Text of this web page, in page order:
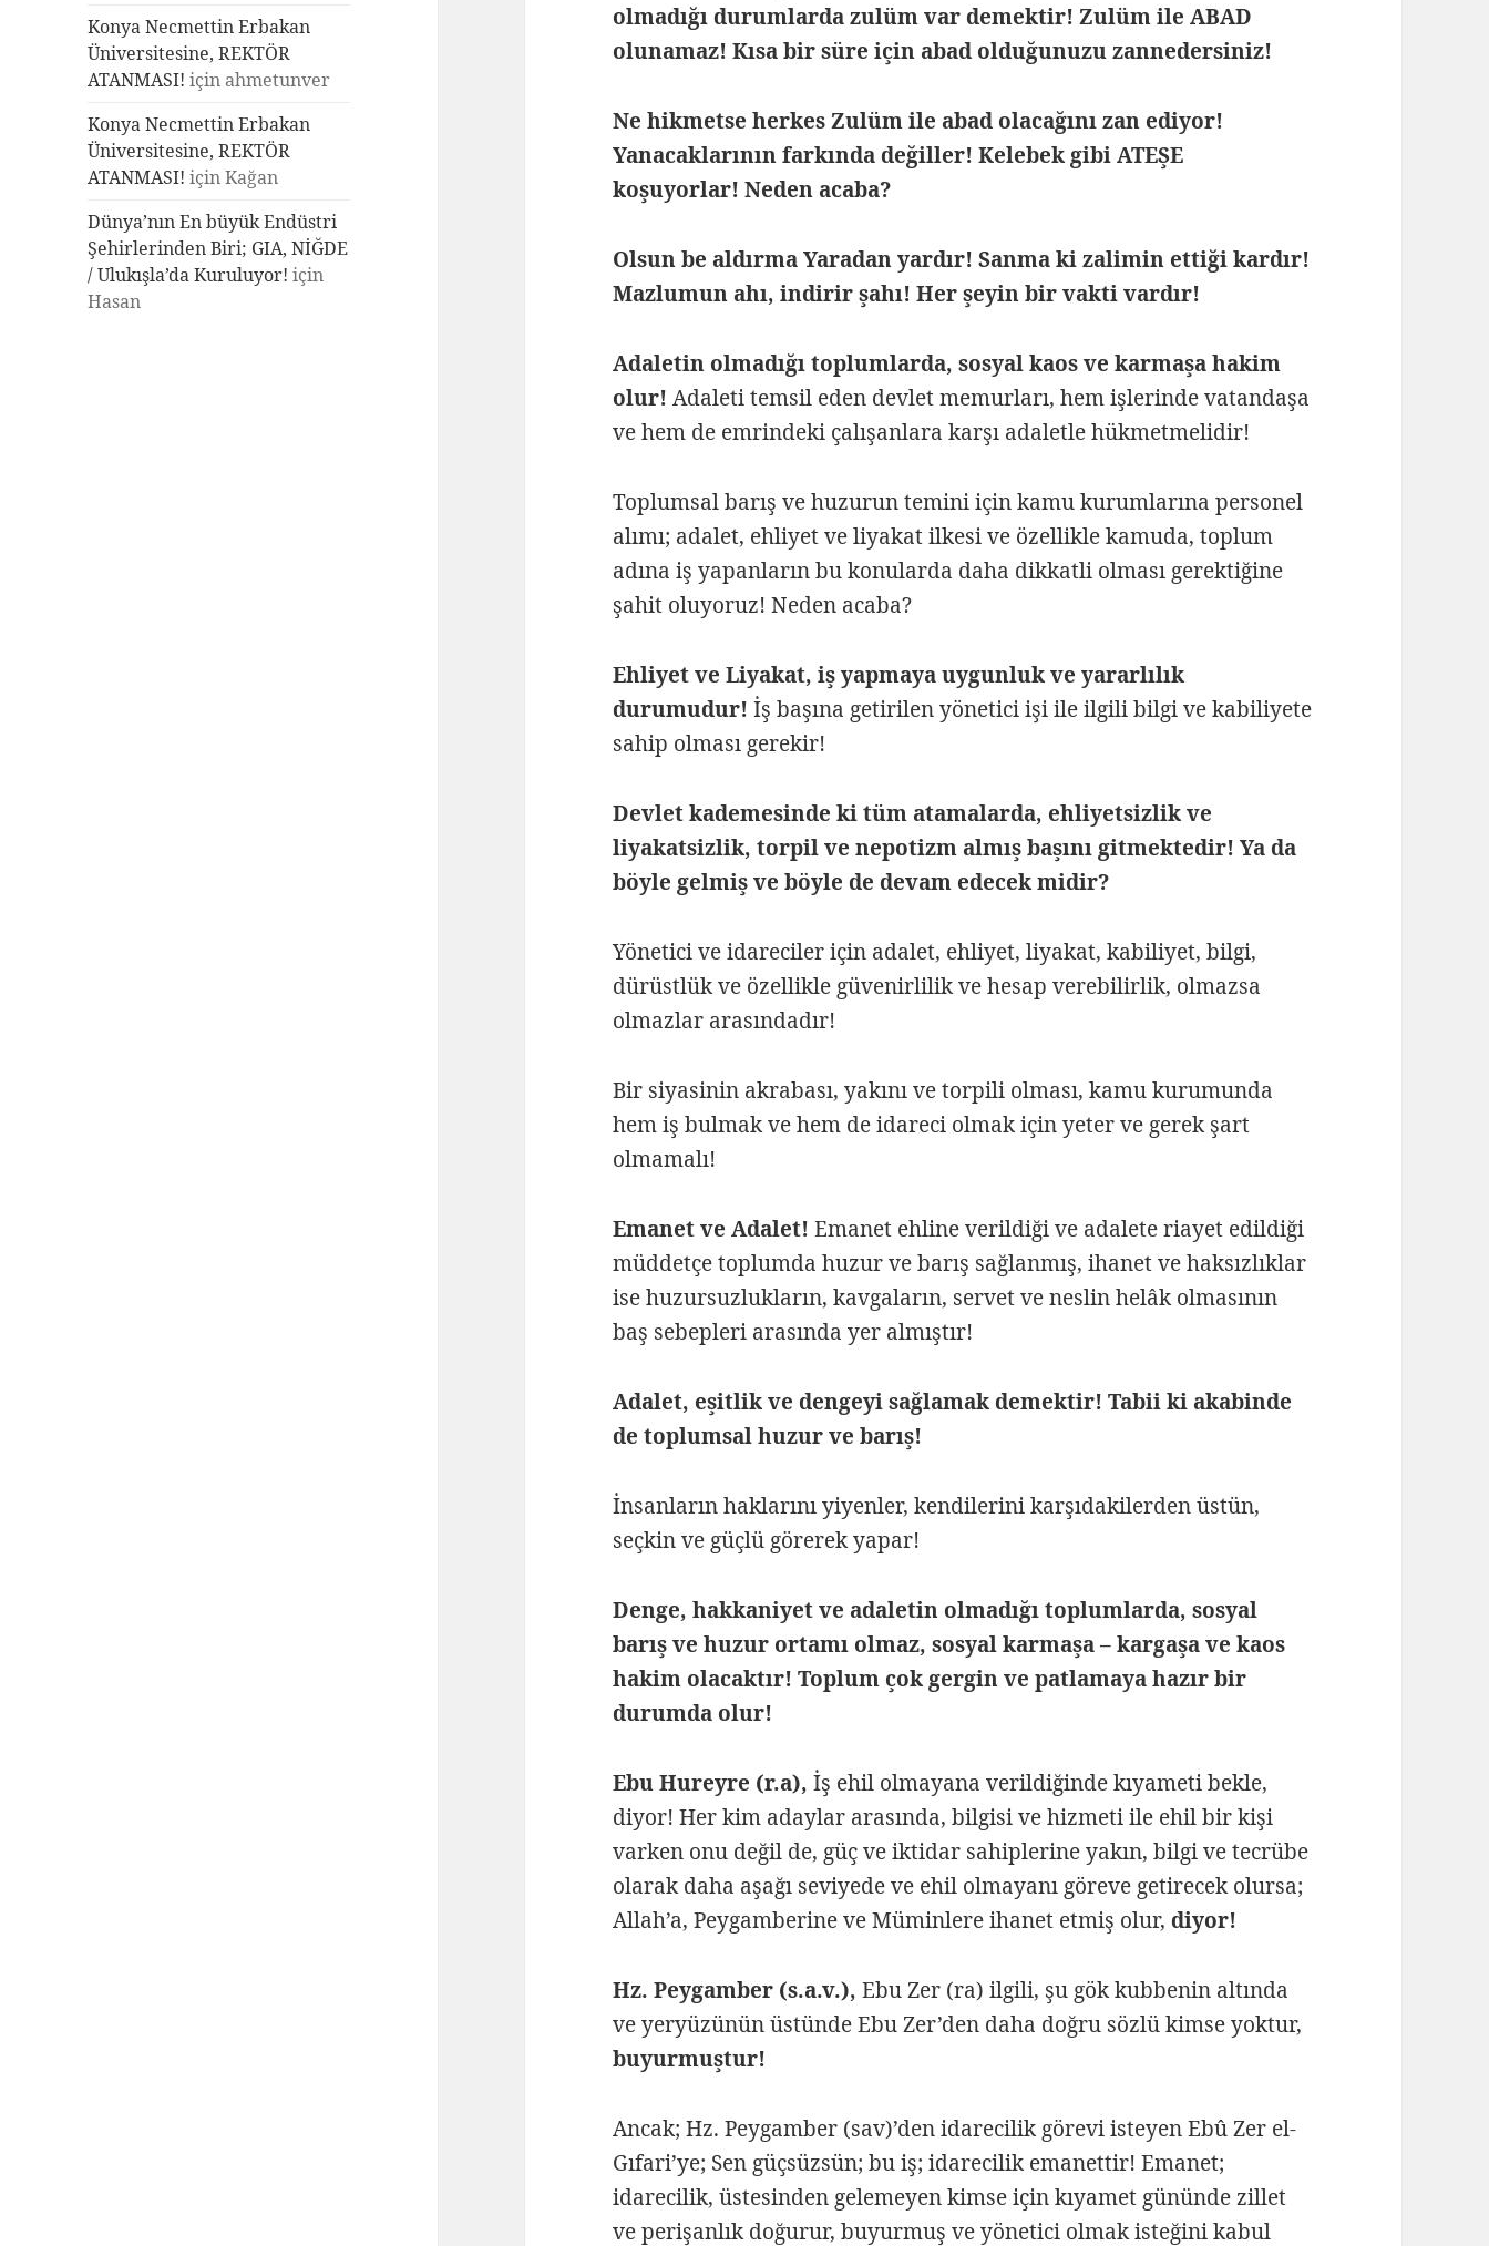
Konya Necmettin Erbakan
Üniversitesine, REKTÖR
ATANMASI! için ahmetunver
Konya Necmettin Erbakan
Üniversitesine, REKTÖR
ATANMASI! içinKağan
Dünya’nın En büyük Endüstri
Şehirlerinden Biri; GIA, NİĞDE
/ Ulukışla’da Kuruluyor! için
Hasan
olmadığı durumlarda zulüm var demektir! Zulüm ile ABAD
olunamaz! Kısa bir süre için abad olduğunuzu zannedersiniz!
Ne hikmetse herkes Zulüm ile abad olacağını zan ediyor!
Yanacaklarının farkında değiller! Kelebek gibi ATEŞE
koşuyorlar! Neden acaba?
Olsun be aldırma Yaradan yardır! Sanma ki zalimin ettiği kardır!
Mazlumun ahı, indirir şahı! Her şeyin bir vakti vardır!
Adaletin olmadığı toplumlarda, sosyal kaos ve karmaşa hakim
olur! Adaleti temsil eden devlet memurları, hem işlerinde vatandaşa
ve hem de emrindeki çalışanlara karşı adaletle hükmetmelidir!
Toplumsal barış ve huzurun temini için kamu kurumlarına personel
alımı; adalet, ehliyet ve liyakat ilkesi ve özellikle kamuda, toplum
adına iş yapanların bu konularda daha dikkatli olması gerektiğine
şahit oluyoruz! Neden acaba?
Ehliyet ve Liyakat, iş yapmaya uygunluk ve yararlılık
durumudur! İş başına getirilen yönetici işi ile ilgili bilgi ve kabiliyete
sahip olması gerekir!
Devlet kademesinde ki tüm atamalarda, ehliyetsizlik ve
liyakatsizlik, torpil ve nepotizm almış başını gitmektedir! Ya da
böyle gelmiş ve böyle de devam edecek midir?
Yönetici ve idareciler için adalet, ehliyet, liyakat, kabiliyet, bilgi,
dürüstlük ve özellikle güvenirlilik ve hesap verebilirlik, olmazsa
olmazlar arasındadır!
Bir siyasinin akrabası, yakını ve torpili olması, kamu kurumunda
hem iş bulmak ve hem de idareci olmak için yeter ve gerek şart
olmamalı!
Emanet ve Adalet! Emanet ehline verildiği ve adalete riayet edildiği
müddetçe toplumda huzur ve barış sağlanmış, ihanet ve haksızlıklar
ise huzursuzlukların, kavgaların, servet ve neslin helâk olmasının
baş sebepleri arasında yer almıştır!
Adalet, eşitlik ve dengeyi sağlamak demektir! Tabii ki akabinde
de toplumsal huzur ve barış!
İnsanların haklarını yiyenler, kendilerini karşıdakilerden üstün,
seçkin ve güçlü görerek yapar!
Denge, hakkaniyet ve adaletin olmadığı toplumlarda, sosyal
barış ve huzur ortamı olmaz, sosyal karmaşa – kargaşa ve kaos
hakim olacaktır! Toplum çok gergin ve patlamaya hazır bir
durumda olur!
Ebu Hureyre (r.a), İş ehil olmayana verildiğinde kıyameti bekle,
diyor! Her kim adaylar arasında, bilgisi ve hizmeti ile ehil bir kişi
varken onu değil de, güç ve iktidar sahiplerine yakın, bilgi ve tecrübe
olarak daha aşağı seviyede ve ehil olmayanı göreve getirecek olursa;
Allah’a, Peygamberine ve Müminlere ihanet etmiş olur,diyor!
Hz. Peygamber (s.a.v.), Ebu Zer (ra) ilgili, şu gök kubbenin altında
ve yeryüzünün üstünde Ebu Zer’den daha doğru sözlü kimse yoktur,
buyurmuştur!
Ancak; Hz. Peygamber (sav)’den idarecilik görevi isteyen Ebû Zer el-
Gıfari’ye; Sen güçsüzsün; bu iş; idarecilik emanettir! Emanet;
idarecilik, üstesinden gelemeyen kimse için kıyamet gününde zillet
ve perişanlık doğurur, buyurmuş ve yönetici olmak isteğini kabul